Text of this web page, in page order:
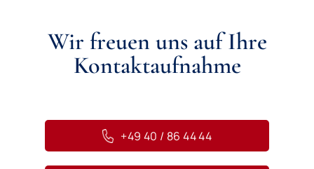
Wir freuen uns auf Ihre
Kontaktaufnahme
+49 40 / 86 44 44